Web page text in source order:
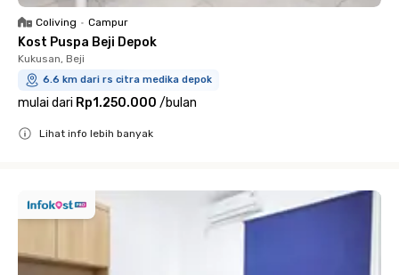
Coliving • Campur
Kost Puspa Beji Depok
Kukusan, Beji
6.6 km dari rs citra medika depok
mulai dari Rp1.250.000 /bulan
Lihat info lebih banyak